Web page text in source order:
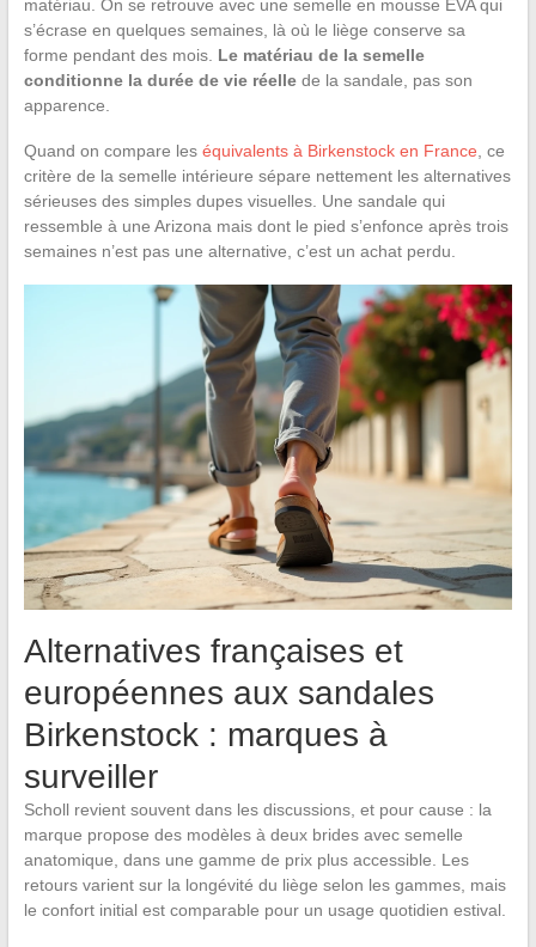
matériau. On se retrouve avec une semelle en mousse EVA qui
s’écrase en quelques semaines, là où le liège conserve sa
forme pendant des mois. Le matériau de la semelle
conditionne la durée de vie réellede la sandale, pas son
apparence.
Quand on compare les équivalents à Birkenstock en France , ce
critère de la semelle intérieure sépare nettement les alternatives
sérieuses des simples dupes visuelles. Une sandale qui
ressemble à une Arizona mais dont le pied s’enfonce après trois
semaines n’est pas une alternative, c’est un achat perdu.
Alternatives françaises et
européennes aux sandales
Birkenstock : marques à
surveiller
Scholl revient souvent dans les discussions, et pour cause : la
marque propose des modèles à deux brides avec semelle
anatomique, dans une gamme de prix plus accessible. Les
retours varient sur la longévité du liège selon les gammes, mais
le confort initial est comparable pour un usage quotidien estival.